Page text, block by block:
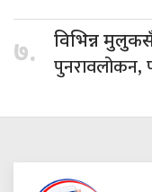
७. विभिन्न
पुनरावलोकन,